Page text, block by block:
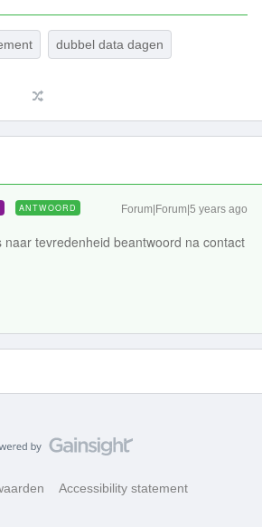
dubbel data dagen
ANTWOORD Forum|Forum|5 years ago
naar tevredenheid beantwoord na contact
Accessibility statement